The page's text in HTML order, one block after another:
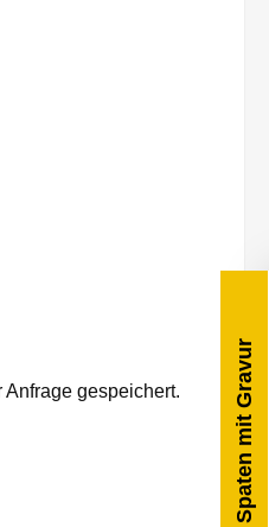
gespeichert.
Spaten mit Gravur